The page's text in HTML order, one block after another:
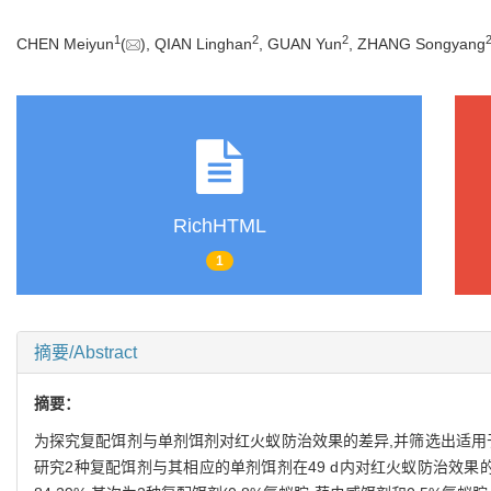
CHEN Meiyun1 ( ), QIAN Linghan2 , GUAN Yun2 , ZHANG Songyang2
RichHTML
1
摘要/Abstract
摘要：
为探究复配饵剂与单剂饵剂对红火蚁防治效果的差异,并筛选出适
研究2种复配饵剂与其相应的单剂饵剂在49 d内对红火蚁防治效